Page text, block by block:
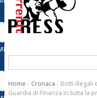
Home / Cronaca / Botti illegali
Guardia di Finanza in tutta la